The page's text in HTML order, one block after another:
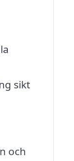
sikt
och